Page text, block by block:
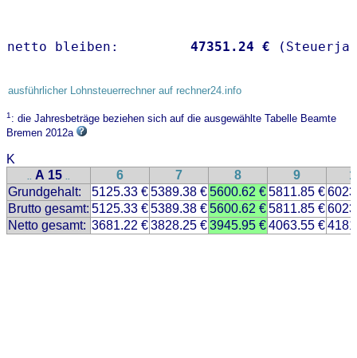
netto bleiben: 47351.24 €
ausführlicher Lohnsteuerrechner auf rechner24.info
1: die Jahresbeträge beziehen sich auf die ausgewählte Tabelle Beamte
Bremen 2012a
K
.. A 15 .. 6 7 8 9
Grundgehalt:
5125.33 €5389.38 €5600.62 €5811.85 €
Brutto gesamt: 5125.33 €5389.38 €5600.62 €5811.85 €
Netto gesamt: 3681.22 €3828.25 €3945.95 €4063.55 €